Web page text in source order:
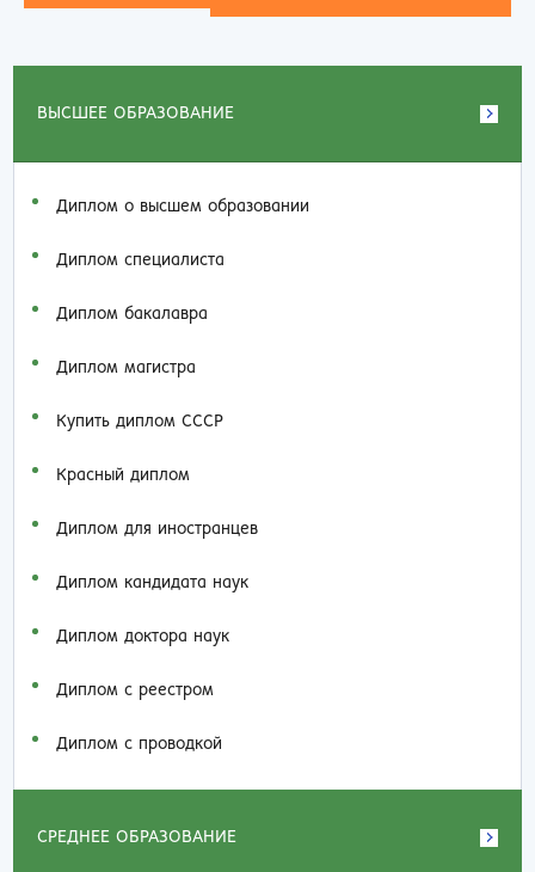
ВЫСШЕЕ ОБРАЗОВАНИЕ
Диплом о высшем образовании
Диплом специалиста
Диплом бакалавра
Диплом магистра
Купить диплом СССР
Красный диплом
Диплом для иностранцев
Диплом кандидата наук
Диплом доктора наук
Диплом с реестром
Диплом с проводкой
СРЕДНЕЕ ОБРАЗОВАНИЕ